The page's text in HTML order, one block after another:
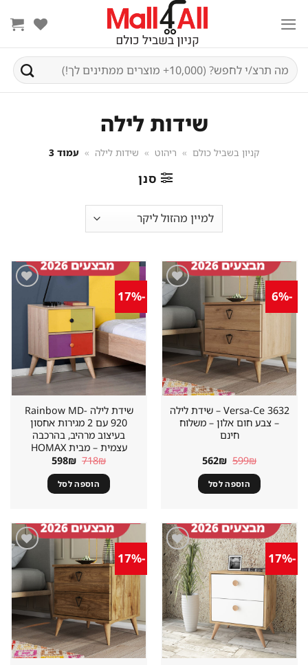
content
חיפוש
עבור:
שידות לילה
קניון בשביל כולם » ריהוט » שידות לילה » עמוד 3
סנן
-6%
שמור
מוצר
במועדפים
Versa-Ce 3632 – שידת לילה
– צבע חום אלון – משלוח
חינם
599₪ המחיר
היה:
599₪.
562₪ המחיר
הוא:
562₪. הוספה לסל
-17%
שידת לילה Rainbow MD-
920 עם 2 מגירות אחסון
בעיצוב מרהיב, בהרכבה
עצמית – מבית HOMAX
718₪ המחיר
היה:
718₪.
598₪ המחיר
הוא:
598₪. הוספה לסל
-17%
שמור
מוצר
במועדפים
-17%
שמור
מוצר
במועדפים